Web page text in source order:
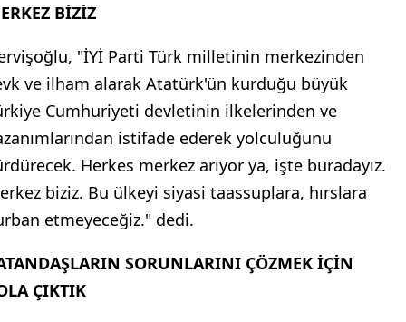
BİZİZ
"İYİ Parti Türk milletinin merkezinden
ve ilham alarak Atatürk'ün kurduğu büyük
Cumhuriyeti devletinin ilkelerinden ve
istifade ederek yolculuğunu
Herkes merkez arıyor ya, işte buradayız.
biziz. Bu ülkeyi siyasi taassuplara, hırslara
etmeyeceğiz." dedi.
SORUNLARINI ÇÖZMEK İÇİN
ÇIKTIK